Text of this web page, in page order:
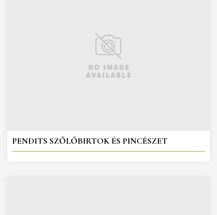
PENDITS SZŐLŐBIRTOK ÉS PINCÉSZET